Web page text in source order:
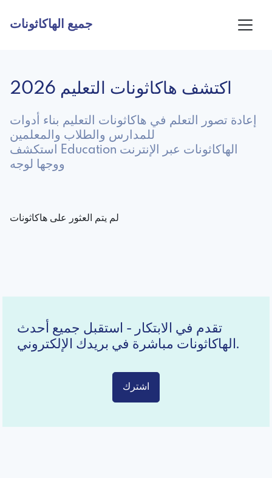
جميع الهاكاثونات
اكتشف هاكاثونات التعليم 2026
إعادة تصور التعلم في هاكاثونات التعليم بناء أدوات
للمدارس والطلاب والمعلمين
استكشف Education الهاكاثونات عبر الإنترنت
ووجها لوجه
لم يتم العثور على هاكاثونات
تقدم في الابتكار - استقبل جميع أحدث
الهاكاثونات مباشرة في بريدك الإلكتروني.
اشترك